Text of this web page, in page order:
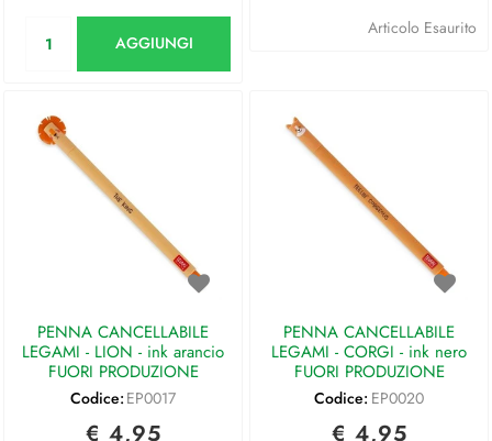
AGGIUNGI
Articolo Esaurito
PENNA CANCELLABILE
LEGAMI - LION - ink arancio
FUORI PRODUZIONE
Codice: EP0017
€ 4,95
PENNA CANCELLABILE
LEGAMI - CORGI - ink nero
FUORI PRODUZIONE
Codice: EP0020
€ 4,95